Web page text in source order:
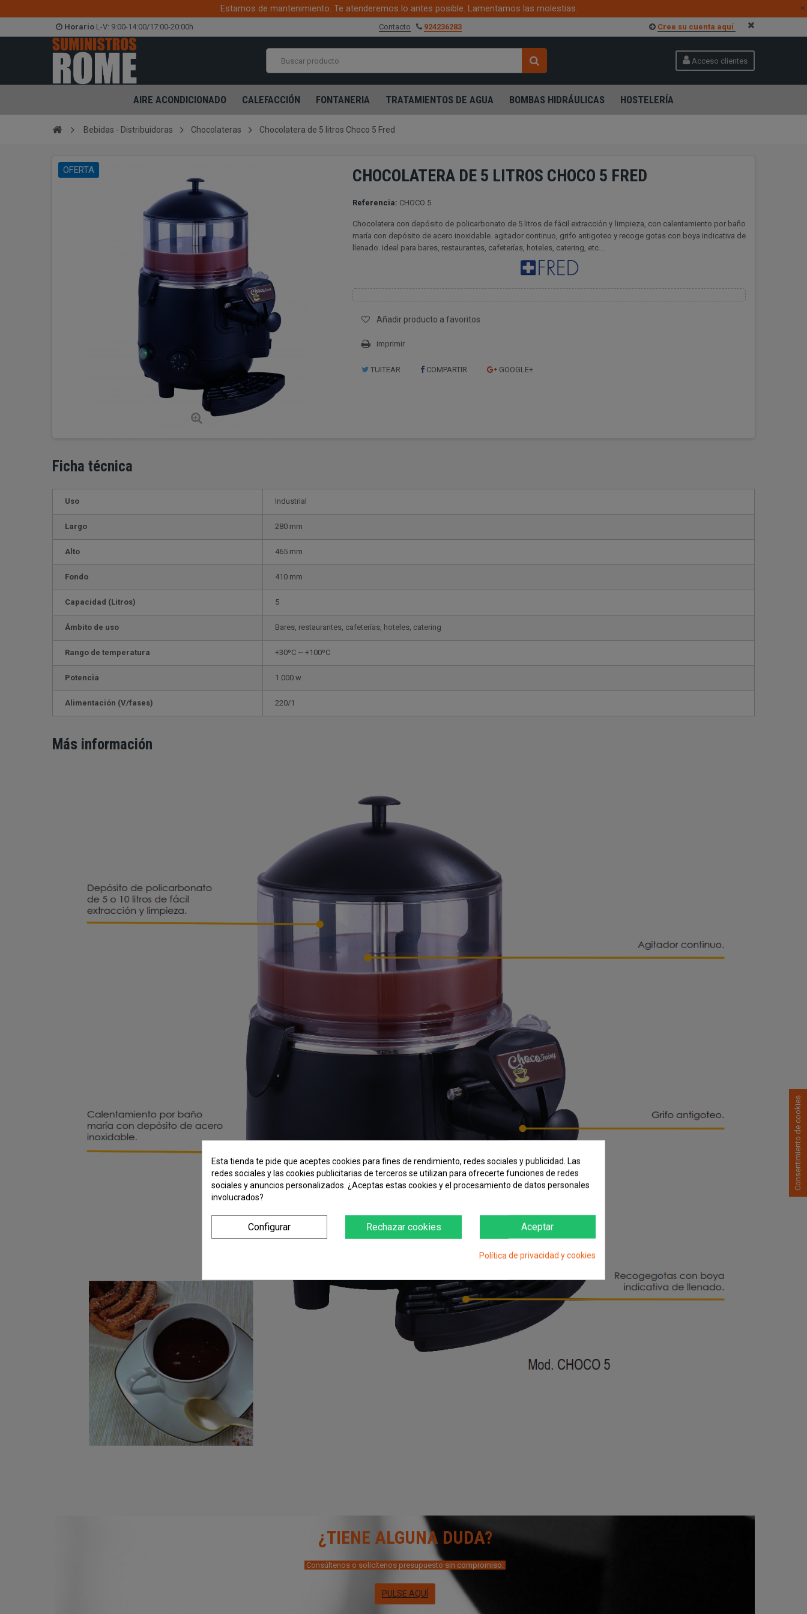
Estamos de mantenimiento. Te atenderemos lo antes posible. Lamentamos las molestias. ×
Horario L-V: 9:00-14:00/17:00-20:00h Contacto 924236283 Cree su cuenta aquí
Acceso clientes
AIRE ACONDICIONADO CALEFACCIÓN FONTANERIA TRATAMIENTOS DE AGUA BOMBAS HIDRÁULICAS HOSTELERÍA
Bebidas - Distribuidoras Chocolateras Chocolatera de 5 litros Choco 5 Fred
OFERTA CHOCOLATERA DE 5 LITROS CHOCO 5 FRED
Referencia: CHOCO 5
Chocolatera con depósito de policarbonato de 5 litros de fácil extracción y limpieza, con calentamiento por baño
maría con depósito de acero inoxidable. agitador continuo, grifo antigoteo y recoge gotas con boya indicativa de
llenado. Ideal para bares, restaurantes, cafeterías, hoteles, catering, etc.…
Añadir producto a favoritos
imprimir
TUITEAR COMPARTIR GOOGLE+
Ficha técnica
Uso Industrial
Largo 280 mm
Alto 465 mm
Fondo 410 mm
Capacidad (Litros) 5
Ámbito de uso Bares, restaurantes, cafeterías, hoteles, catering
Rango de temperatura +30ºC ~ +100ºC
Potencia 1.000 w
Alimentación (V/fases) 220/1
Más información
¿TIENE ALGUNA DUDA?
Consúltenos o solicítenos presupuesto sin compromiso.
PULSE AQUÍ
Esta tienda te pide que aceptes cookies para fines de rendimiento, redes sociales y publicidad. Las
redes sociales y las cookies publicitarias de terceros se utilizan para ofrecerte funciones de redes
sociales y anuncios personalizados. ¿Aceptas estas cookies y el procesamiento de datos personales
involucrados?
Aceptar
Rechazar cookies
Configurar
Política de privacidad y cookies
Consentimiento de cookies